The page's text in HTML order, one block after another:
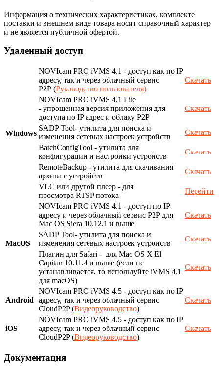
Информация о технических характеристиках, комплекте
поставки и внешнем виде товара носит справочный характер
и не является публичной офертой.
Удаленный доступ
Windows
NOVIcam PRO iVMS 4.1 - доступ как по IP
адресу, так и через облачный сервис
P2P (Руководство пользователя)
Скачать
NOVIcam PRO iVMS 4.1 Lite
- упрощенная версия приложения для
доступа по IP адрес и облаку P2P
Скачать
SADP Tool- утилита для поиска и
изменения сетевых настроек устройств
Скачать
BatchConfigTool - утилита для
конфигурации и настройки устройств
Скачать
RemoteBackup - утилита для скачивания
архива с устройств
Скачать
VLC или другой плеер - для
просмотра RTSP потока
Перейти
MacOS
NOVIcam PRO iVMS 4.1 - доступ по IP
адресу и через облачный сервис P2P для
Mac OS Siera 10.12.1 и выше
Скачать
SADP Tool- утилита для поиска и
изменения сетевых настроек устройств
Скачать
Плагин для Safari - для Mac OS X El
Capitan 10.11.4 и выше (если не
устанавливается, то используйте iVMS 4.1
для macOS)
Скачать
Android
NOVIcam PRO iVMS 4.5 - доступ как по IP
адресу, так и через облачный сервис
CloudP2P (Видеоруководство)
Скачать
iOS
NOVIcam PRO iVMS 4.5 - доступ как по IP
адресу, так и через облачный сервис
CloudP2P (Видеоруководство)
Скачать
Документация